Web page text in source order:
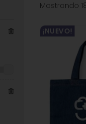
Mostrando
¡NUEVO!